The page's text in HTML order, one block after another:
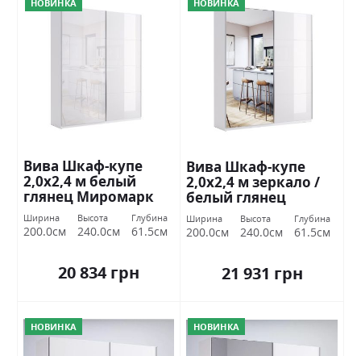
НОВИНКА
Вива Шкаф-купе
2,0х2,4 м белый
глянец Миромарк
Ширина
200.0см
Высота
240.0см
Глубина
61.5см
20 834 грн
НОВИНКА
Вива Шкаф-купе
2,0х2,4 м зеркало /
белый глянец
Миромарк
Ширина
200.0см
Высота
240.0см
Глубина
61.5см
21 931 грн
НОВИНКА НОВИНКА